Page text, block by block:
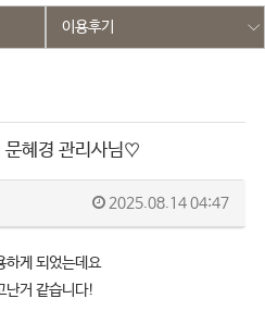
이용후기
문혜경 관리사님♡
2025.08.14 04:47
하게 되었는데요
난거 같습니다!